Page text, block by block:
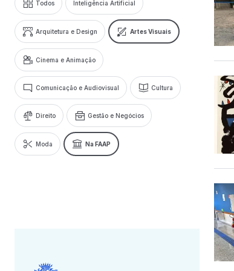
Todos Inteligência Artificial
Arquitetura e Design Artes Visuais
Cinema e Animação
Comunicação e Audiovisual Cultura
Direito Gestão e Negócios
Moda Na FAAP